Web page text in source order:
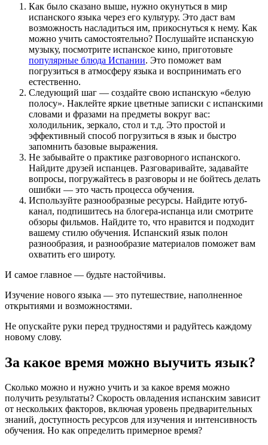
Как было сказано выше, нужно окунуться в мир
испанского языка через его культуру. Это даст вам
возможность насладиться им, прикоснуться к нему. Как
можно учить самостоятельно? Послушайте испанскую
музыку, посмотрите испанское кино, приготовьте
популярные блюда Испании. Это поможет вам
погрузиться в атмосферу языка и воспринимать его
естественно.
Следующий шаг — создайте свою испанскую «белую
полосу». Наклейте яркие цветные записки с испанскими
словами и фразами на предметы вокруг вас:
холодильник, зеркало, стол и т.д. Это простой и
эффективный способ погрузиться в язык и быстро
запомнить базовые выражения.
Не забывайте о практике разговорного испанского.
Найдите друзей испанцев. Разговаривайте, задавайте
вопросы, погружайтесь в разговоры и не бойтесь делать
ошибки — это часть процесса обучения.
Используйте разнообразные ресурсы. Найдите ютуб-
канал, подпишитесь на блогера-испанца или смотрите
обзоры фильмов. Найдите то, что нравится и подходит
вашему стилю обучения. Испанский язык полон
разнообразия, и разнообразие материалов поможет вам
охватить его широту.
И самое главное — будьте настойчивы.
Изучение нового языка — это путешествие, наполненное
открытиями и возможностями.
Не опускайте руки перед трудностями и радуйтесь каждому
новому слову.
За какое время можно выучить язык?
Сколько можно и нужно учить и за какое время можно
получить результаты? Скорость овладения испанским зависит
от нескольких факторов, включая уровень предварительных
знаний, доступность ресурсов для изучения и интенсивность
обучения. Но как определить примерное время?